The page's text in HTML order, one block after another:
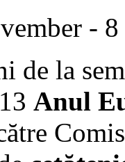
-
de la
Anul